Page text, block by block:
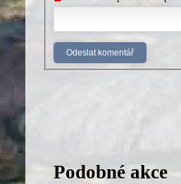
Podobné akce